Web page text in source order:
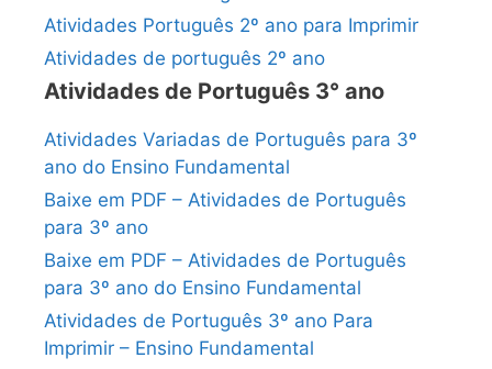
Atividades Português 2º ano para Imprimir
Atividades de português 2º ano
Atividades de Português 3° ano
Atividades Variadas de Português para 3º
ano do Ensino Fundamental
Baixe em PDF – Atividades de Português
para 3º ano
Baixe em PDF – Atividades de Português
para 3º ano do Ensino Fundamental
Atividades de Português 3º ano Para
Imprimir – Ensino Fundamental